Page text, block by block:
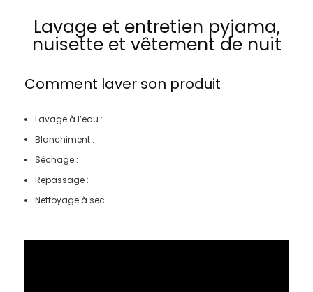
Lavage et entretien pyjama,
nuisette et vêtement de nuit
Comment laver son produit
Lavage à l’eau :
Blanchiment :
Séchage :
Repassage :
Nettoyage à sec :